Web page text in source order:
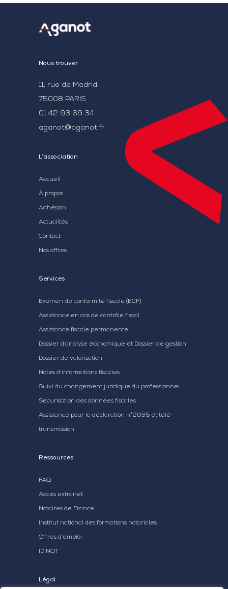
Nous trouver
11, rue de Madrid
75008 PARIS
01 42 93 69 34
aganot@aganot.fr
L’association
Accueil
À propos
Adhésion
Actualités
Contact
Nos offres
Services
Examen de conformité fiscale (ECF)
Assistance en cas de contrôle fiscal
Assistance fiscale permanente
Dossier d’analyse économique et Dossier de gestion
Dossier de valorisation
Notes d'informations fiscales
Suivi du changement juridique du professionnel
Sécurisation des données fiscales
Assistance pour la déclaration n°2035 et télé-
transmission
Ressources
FAQ
Accès extranet
Notaires de France
Institut national des formations notariales
Offres d’emploi
ID NOT
Légal